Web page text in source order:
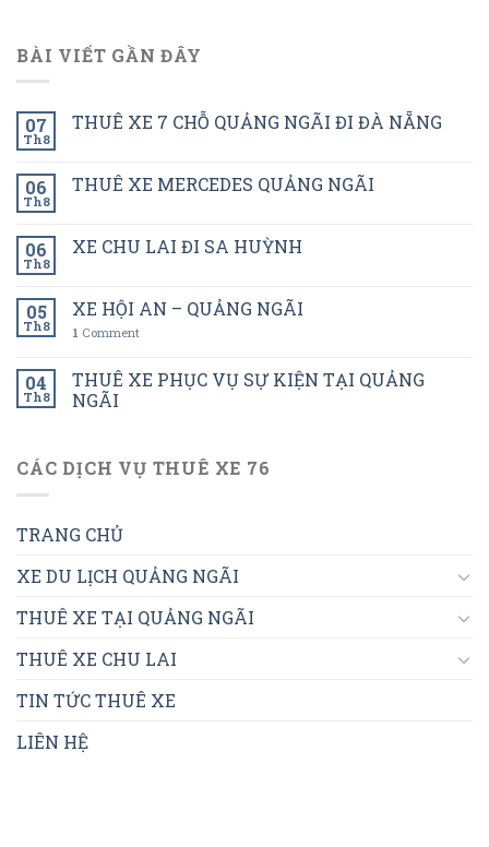
BÀI VIẾT GẦN ĐÂY
07
Th8
THUÊ XE 7 CHỖ QUẢNG NGÃI ĐI ĐÀ NẴNG
06
Th8
THUÊ XE MERCEDES QUẢNG NGÃI
06
Th8
XE CHU LAI ĐI SA HUỲNH
05
Th8
XE HỘI AN – QUẢNG NGÃI
1 Comment
04
Th8
THUÊ XE PHỤC VỤ SỰ KIỆN TẠI QUẢNG
NGÃI
CÁC DỊCH VỤ THUÊ XE 76
TRANG CHỦ
XE DU LỊCH QUẢNG NGÃI
THUÊ XE TẠI QUẢNG NGÃI
THUÊ XE CHU LAI
TIN TỨC THUÊ XE
LIÊN HỆ